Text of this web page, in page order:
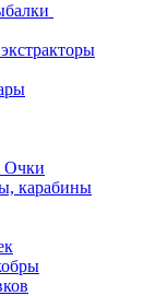
Очки
карабины